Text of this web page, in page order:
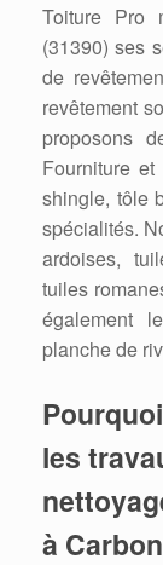
Toiture Pro
(31390) ses
de
revêtement
proposons
Fourniture
shingle, tôle
spécialités.
ardoises,
tuiles
également
planche de
les
à